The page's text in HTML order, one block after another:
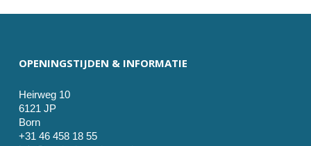
OPENINGSTIJDEN & INFORMATIE
Heirweg 10
6121 JP
Born
+31 46 458 18 55